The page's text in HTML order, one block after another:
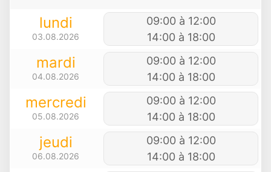
lundi
03.08.2026
09:00 à 12:00
14:00 à 18:00
mardi
04.08.2026
09:00 à 12:00
14:00 à 18:00
mercredi
05.08.2026
09:00 à 12:00
14:00 à 18:00
jeudi
06.08.2026
09:00 à 12:00
14:00 à 18:00